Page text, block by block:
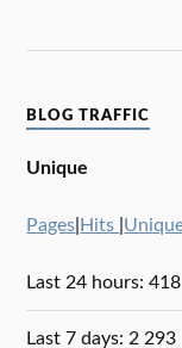
BLOG TRAFFIC
Unique
Pages Hits
Last 24 hours:418
Last 7 days: 2 293